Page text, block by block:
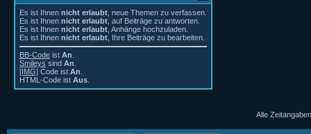
Es ist Ihnen nicht erlaubt , neue Themen zu verfassen.
Es ist Ihnen nicht erlaubt , auf Beiträge zu antworten.
Es ist Ihnen nicht erlaubt , Anhänge hochzuladen.
Es ist Ihnen nicht erlaubt , Ihre Beiträge zu bearbeiten.
BB-Code ist An
Smileys sind An
[IMG] Code ist An
HTML-Code ist Aus
Alle